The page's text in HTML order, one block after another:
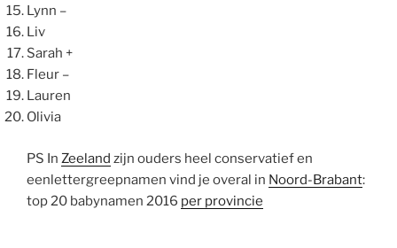
Lynn –
Liv
Sarah +
Fleur –
Lauren
Olivia
PS In Zeeland zijn ouders heel conservatief en
eenlettergreepnamen vind je overal in Noord-Brabant:
top 20 babynamen 2016 per provincie